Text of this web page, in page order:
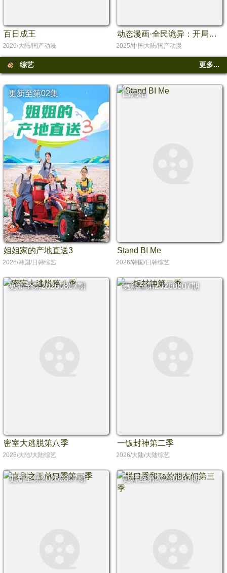
百日成王
2026/大陆/国产动漫
动态漫画·全民诡异：开局掌握零元购
2025/中国大陆/国产动漫
综艺 更多...
更新至第02集
姐姐家的产地直送3
2026/韩国/日韩综艺
已完结
Stand BI Me
2026/韩国/日韩综艺
更新至第20260807期
密室大逃脱第八季
2026/大陆/大陆综艺
更新至第20260807期
一饭封神第二季
2026/大陆/大陆综艺
更新至第20260807期 更新至第20260807期